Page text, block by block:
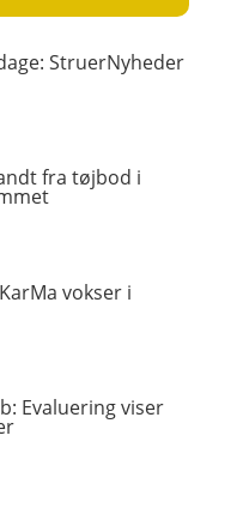
StruerNyheder
fra tøjbod i
vokser i
Evaluering viser